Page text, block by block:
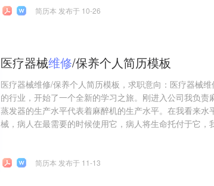
简历本 发布于 10-26
医疗器械维修/保养个人简历模板
医疗器械维修/保养个人简历模板，求职意向：医疗器械
的行业，开始了一个全新的学习之旅。刚进入公司我负责
蒸发器的生产水平代表着麻醉机的生产水平。在我看来水
械，病人在最需要的时候使用它，病人将生命托付于它，
简历本 发布于 11-13